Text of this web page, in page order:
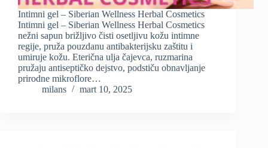
Intimni gel – Siberian Wellness Herbal Cosmetics
Intimni gel – Siberian Wellness Herbal Cosmetics
nežni sapun brižljivo čisti osetljivu kožu intimne
regije, pruža pouzdanu antibakterijsku zaštitu i
umiruje kožu. Eterična ulja čajevca, ruzmarina
pružaju antiseptičko dejstvo, podstiču obnavljanje
prirodne mikroflore…
milans
mart 10, 2025